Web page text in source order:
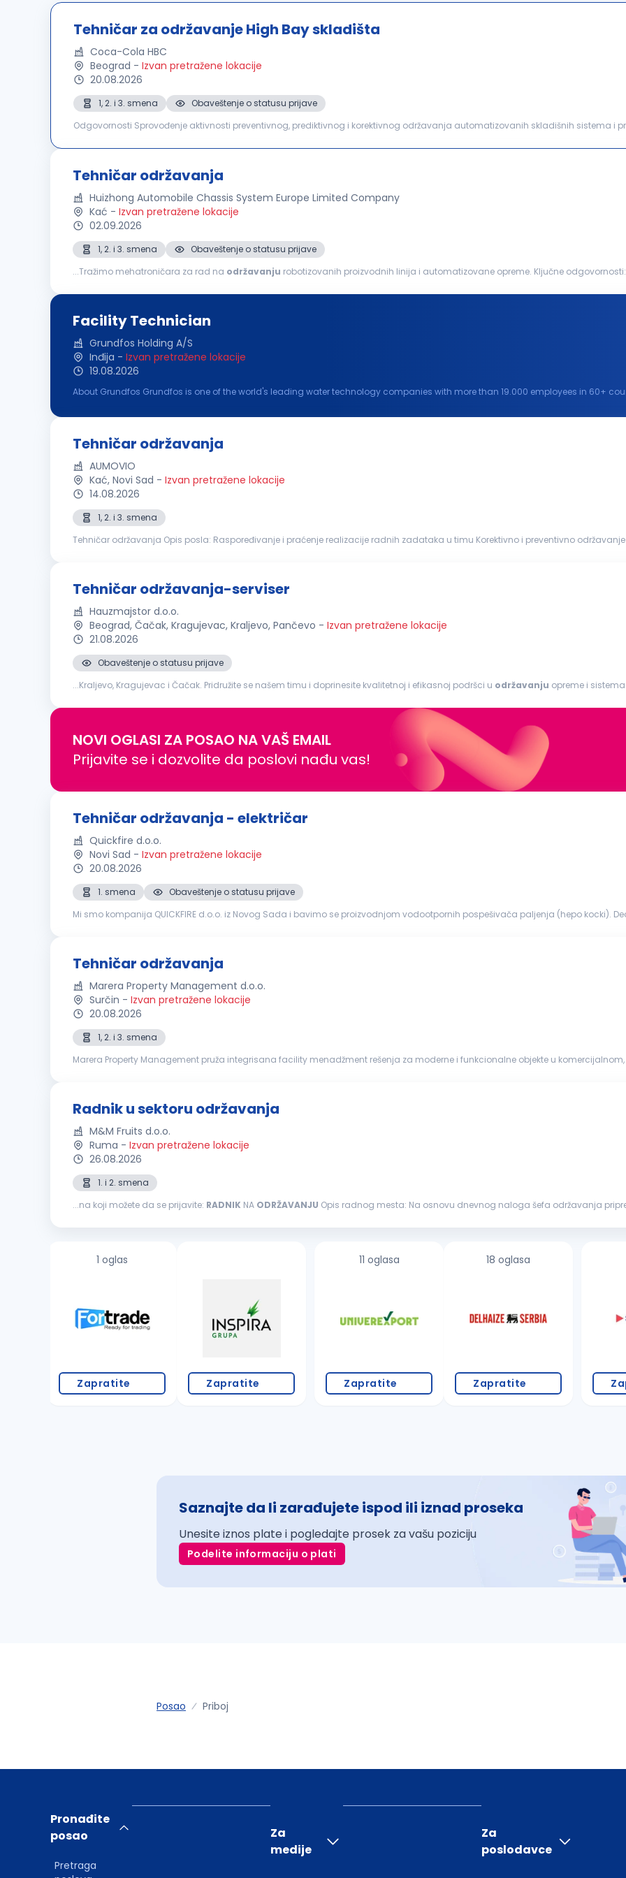
Tehničar za održavanje High Bay skladišta
Coca-Cola HBC
Beograd - Izvan pretražene lokacije
20.08.2026
1, 2. i 3. smena
Obaveštenje o statusu prijave
Odgovornosti Sprovođenje aktivnosti preventivnog, prediktivnog i korektivnog održavanja automatizovanih skladišnih sistema i prateće opreme, sa ciljem
Tehničar održavanja
Huizhong Automobile Chassis System Europe Limited Company
Kać - Izvan pretražene lokacije
02.09.2026
1, 2. i 3. smena
Obaveštenje o statusu prijave
...Tražimo mehatroničara za rad na održavanju robotizovanih proizvodnih linija i automatizovane opreme. Ključne odgovornosti: Izvršavanje
Facility Technician
Grundfos Holding A/S
Inđija - Izvan pretražene lokacije
19.08.2026
About Grundfos Grundfos is one of the world's leading water technology companies with more than 19.000 employees in 60+
Tehničar održavanja
AUMOVIO
Kać, Novi Sad - Izvan pretražene lokacije
14.08.2026
1, 2. i 3. smena
Tehničar održavanja Opis posla: Raspoređivanje i praćenje realizacije radnih zadataka u timu Korektivno i preventivno održavanje električne i mehaničke
Tehničar održavanja-serviser
Hauzmajstor d.o.o.
Beograd, Čačak, Kragujevac, Kraljevo, Pančevo - Izvan pretražene lokacije
21.08.2026
Obaveštenje o statusu prijave
...Kraljevo, Kragujevac i Čačak. Pridružite se našem timu i doprinesite kvalitetnoj i efikasnoj podršci u održavanju opreme i sistema. Odgovornosti:
NOVI OGLASI ZA POSAO NA VAŠ EMAIL
Prijavite se i dozvolite da poslovi nađu vas!
Tehničar održavanja - električar
Quickfire d.o.o.
Novi Sad - Izvan pretražene lokacije
20.08.2026
1. smena
Obaveštenje o statusu prijave
Mi smo kompanija QUICKFIRE d.o.o. iz Novog Sada i bavimo se proizvodnjom vodootpornih pospešivača paljenja (hepo kocki).
Tehničar održavanja
Marera Property Management d.o.o.
Surčin - Izvan pretražene lokacije
20.08.2026
1, 2. i 3. smena
Marera Property Management pruža integrisana facility menadžment rešenja za moderne i funkcionalne objekte u
Radnik u sektoru održavanja
M&M Fruits d.o.o.
Ruma - Izvan pretražene lokacije
26.08.2026
1. i 2. smena
...na koji možete da se prijavite: RADNIK NA ODRŽAVANJU Opis radnog mesta: Na osnovu dnevnog naloga šefa održavanja priprema odgovarajući alat i sredstva za proizvodnju Vrši
1 oglas
Zapratite Zapratite
11 oglasa
Zapratite
18 oglasa
Zapratite
Saznajte da li zarađujete ispod ili iznad proseka
Unesite iznos plate i pogledajte prosek za vašu poziciju
Podelite informaciju o plati
Posao Priboj
Pronađite
posao
Pretraga
Za
medije
Za
poslodavce